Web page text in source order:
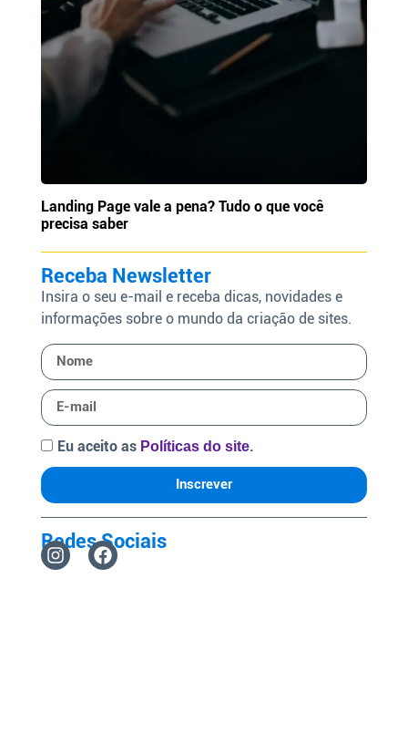
Landing Page vale a pena? Tudo o que você
precisa saber
Receba Newsletter
Insira o seu e-mail e receba dicas, novidades e
informações sobre o mundo da criação de sites.
Eu aceito as Políticas do site.
Inscrever
Redes Sociais